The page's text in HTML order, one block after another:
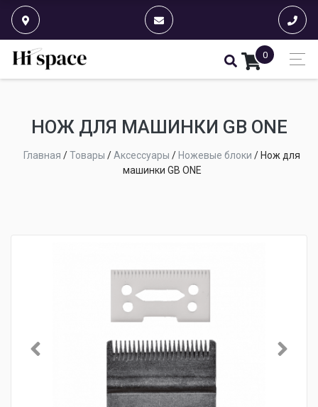
0
НОЖ ДЛЯ МАШИНКИ GB ONE
Главная /Товары /Аксессуары / Ножевые блоки / Нож для
машинки GB ONE